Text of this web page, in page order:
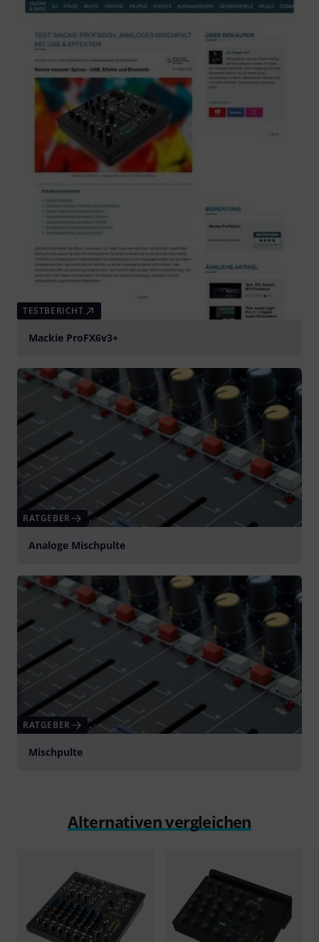
TESTBERICHT
Mackie ProFX6v3+
RATGEBER
Analoge Mischpulte
RATGEBER
Mischpulte
Alternativen vergleichen